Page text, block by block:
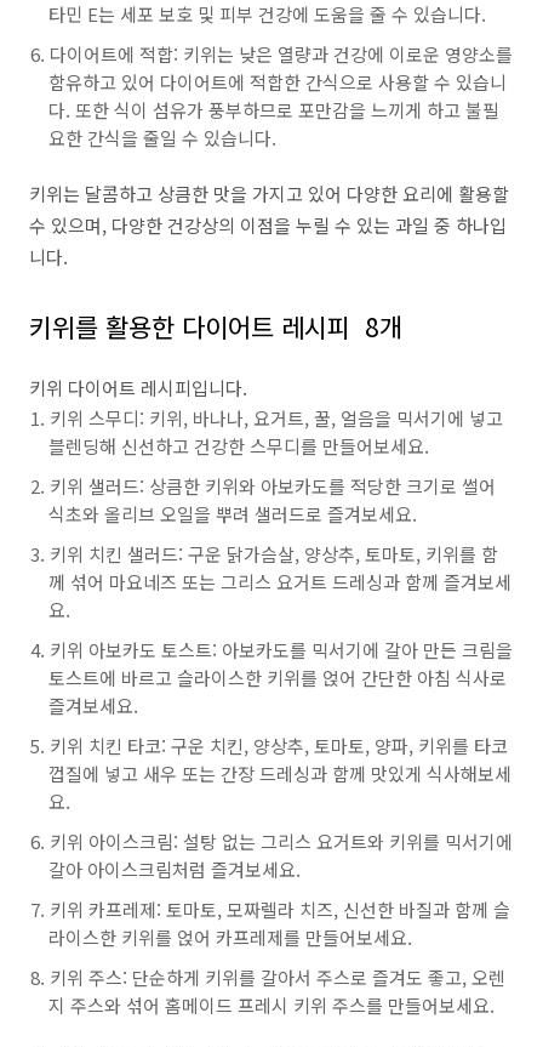
타민 E는 세포 보호 및 피부 건강에 도움을 줄 수 있습니다.
다이어트에 적합: 키위는 낮은 열량과 건강에 이로운 영양소를
함유하고 있어 다이어트에 적합한 간식으로 사용할 수 있습니
다. 또한 식이 섬유가 풍부하므로 포만감을 느끼게 하고 불필
요한 간식을 줄일 수 있습니다.
키위는 달콤하고 상큼한 맛을 가지고 있어 다양한 요리에 활용할
수 있으며, 다양한 건강상의 이점을 누릴 수 있는 과일 중 하나입
니다.
키위를 활용한 다이어트 레시피 8개
키위 다이어트 레시피입니다.
키위 스무디: 키위, 바나나, 요거트, 꿀, 얼음을 믹서기에 넣고
블렌딩해 신선하고 건강한 스무디를 만들어보세요.
키위 샐러드: 상큼한 키위와 아보카도를 적당한 크기로 썰어
식초와 올리브 오일을 뿌려 샐러드로 즐겨보세요.
키위 치킨 샐러드: 구운 닭가슴살, 양상추, 토마토, 키위를 함
께 섞어 마요네즈 또는 그리스 요거트 드레싱과 함께 즐겨보세
요.
키위 아보카도 토스트: 아보카도를 믹서기에 갈아 만든 크림을
토스트에 바르고 슬라이스한 키위를 얹어 간단한 아침 식사로
즐겨보세요.
키위 치킨 타코: 구운 치킨, 양상추, 토마토, 양파, 키위를 타코
껍질에 넣고 새우 또는 간장 드레싱과 함께 맛있게 식사해보세
요.
키위 아이스크림: 설탕 없는 그리스 요거트와 키위를 믹서기에
갈아 아이스크림처럼 즐겨보세요.
키위 카프레제: 토마토, 모짜렐라 치즈, 신선한 바질과 함께 슬
라이스한 키위를 얹어 카프레제를 만들어보세요.
키위 주스: 단순하게 키위를 갈아서 주스로 즐겨도 좋고, 오렌
지 주스와 섞어 홈메이드 프레시 키위 주스를 만들어보세요.